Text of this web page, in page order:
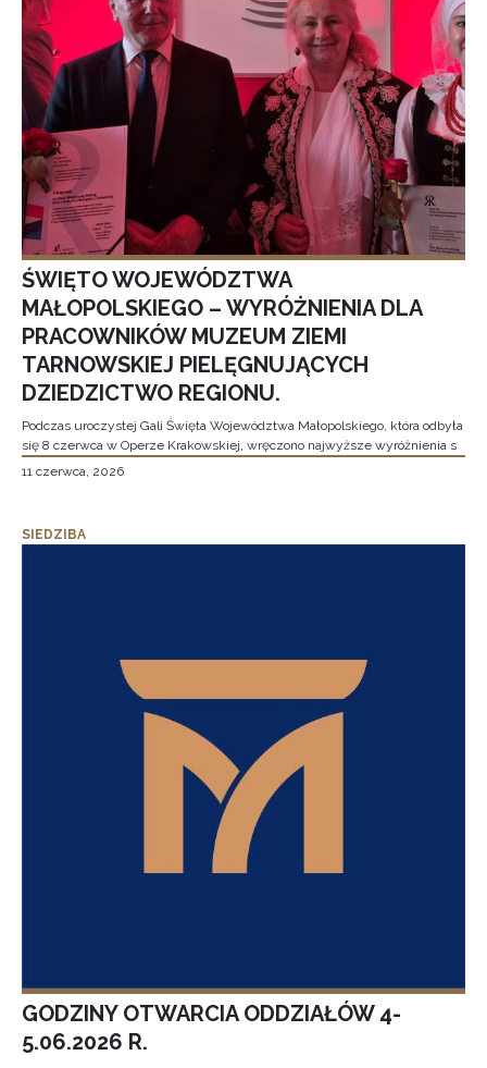
ŚWIĘTO WOJEWÓDZTWA
MAŁOPOLSKIEGO – WYRÓŻNIENIA DLA
PRACOWNIKÓW MUZEUM ZIEMI
TARNOWSKIEJ PIELĘGNUJĄCYCH
DZIEDZICTWO REGIONU.
Podczas uroczystej Gali Święta Województwa Małopolskiego, która odbyła
się 8 czerwca w Operze Krakowskiej, wręczono najwyższe wyróżnienia s
11 czerwca, 2026
SIEDZIBA
GODZINY OTWARCIA ODDZIAŁÓW 4-
5.06.2026 R.